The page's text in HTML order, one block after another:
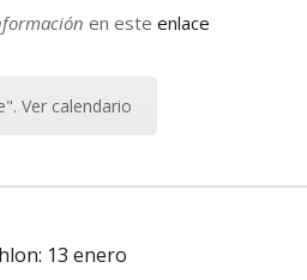
en este enlace
Ver calendario
13 enero